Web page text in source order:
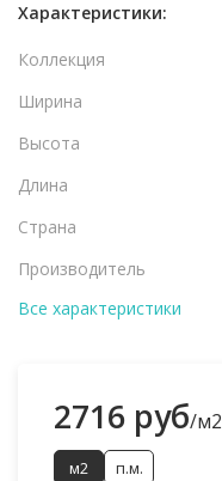
Характеристики:
Коллекция
Ширина
Высота
Длина
Страна
Производитель
Все характеристики
2716 руб/м2
м2 п.м.